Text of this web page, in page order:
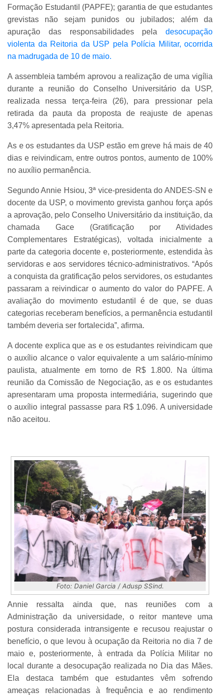
Formação Estudantil (PAPFE); garantia de que estudantes
grevistas não sejam punidos ou jubilados; além da
apuração das responsabilidades pela desocupação
violenta da Reitoria da USP pela Polícia Militar, ocorrida
na madrugada de 10 de maio.
A assembleia também aprovou a realização de uma vigília
durante a reunião do Conselho Universitário da USP,
realizada nessa terça-feira (26), para pressionar pela
retirada da pauta da proposta de reajuste de apenas
3,47% apresentada pela Reitoria.
As e os estudantes da USP estão em greve há mais de 40
dias e reivindicam, entre outros pontos, aumento de 100%
no auxílio permanência.
Segundo Annie Hsiou, 3ª vice-presidenta do ANDES-SN e
docente da USP, o movimento grevista ganhou força após
a aprovação, pelo Conselho Universitário da instituição, da
chamada Gace (Gratificação por Atividades
Complementares Estratégicas), voltada inicialmente a
parte da categoria docente e, posteriormente, estendida às
servidoras e aos servidores técnico-administrativos. “Após
a conquista da gratificação pelos servidores, os estudantes
passaram a reivindicar o aumento do valor do PAPFE. A
avaliação do movimento estudantil é de que, se duas
categorias receberam benefícios, a permanência estudantil
também deveria ser fortalecida”, afirma.
A docente explica que as e os estudantes reivindicam que
o auxílio alcance o valor equivalente a um salário-mínimo
paulista, atualmente em torno de R$ 1.800. Na última
reunião da Comissão de Negociação, as e os estudantes
apresentaram uma proposta intermediária, sugerindo que
o auxílio integral passasse para R$ 1.096. A universidade
não aceitou.
Foto: Daniel Garcia / Adusp SSind.
Annie ressalta ainda que, nas reuniões com a
Administração da universidade, o reitor manteve uma
postura considerada intransigente e recusou reajustar o
benefício, o que levou à ocupação da Reitoria no dia 7 de
maio e, posteriormente, à entrada da Polícia Militar no
local durante a desocupação realizada no Dia das Mães.
Ela destaca também que estudantes vêm sofrendo
ameaças relacionadas à frequência e ao rendimento